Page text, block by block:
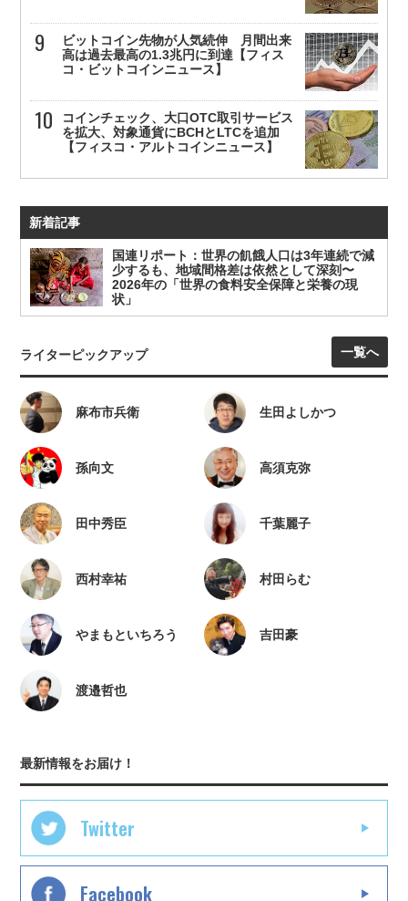
ビットコイン先物が人気続伸 月間出来
高は過去最高の1.3兆円に到達【フィス
コ・ビットコインニュース】
コインチェック、大口OTC取引サービス
を拡大、対象通貨にBCHとLTCを追加
【フィスコ・アルトコインニュース】
新着記事
国連リポート：世界の飢餓人口は3年連続で減
少するも、地域間格差は依然として深刻〜
2026年の「世界の食料安全保障と栄養の現
状」
ライターピックアップ 一覧へ
麻布市兵衛 生田よしかつ
孫向文 高須克弥
田中秀臣 千葉麗子
西村幸祐 村田らむ
やまもといちろう 吉田豪
渡邉哲也
最新情報をお届け！
Twitter
Facebook